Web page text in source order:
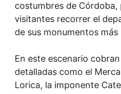
costumbres de
visitantes recorrer el
de sus monumentos más
En este escenario
detalladas como el
Lorica, la imponente